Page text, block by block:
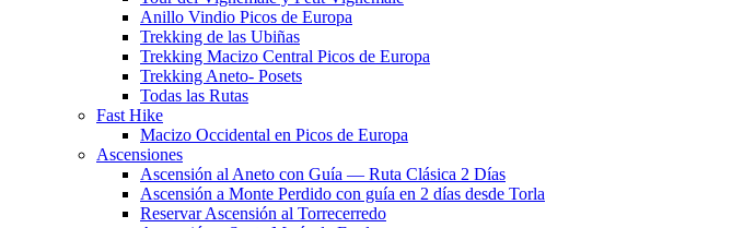
Anillo Vindio Picos de Europa
Trekking de las Ubiñas
Trekking Macizo Central Picos de Europa
Trekking Aneto- Posets
Todas las Rutas
Fast Hike
Macizo Occidental en Picos de Europa
Ascensiones
Ascensión al Aneto con Guía — Ruta Clásica 2 Días
Ascensión a Monte Perdido con guía en 2 días desde Torla
Reservar Ascensión al Torrecerredo